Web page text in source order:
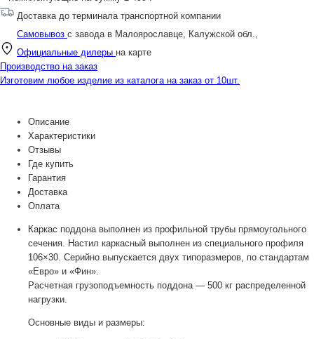
Доставка до терминала транспортной компании
Самовывоз с завода в Малоярославце, Калужской обл.,
Официальные дилеры на карте
Производство на заказ
Изготовим любое изделие из каталога на заказ от 10шт.
Описание
Характеристики
Отзывы
Где купить
Гарантия
Доставка
Оплата
Каркас поддона выполнен из профильной трубы прямоугольного
сечения. Настил каркасный выполнен из специального профиля
106×30. Серийно выпускается двух типоразмеров, по стандартам
«Евро» и «Фин».
Расчетная грузоподъемность поддона — 500 кг распределенной
нагрузки.
Основные виды и размеры: